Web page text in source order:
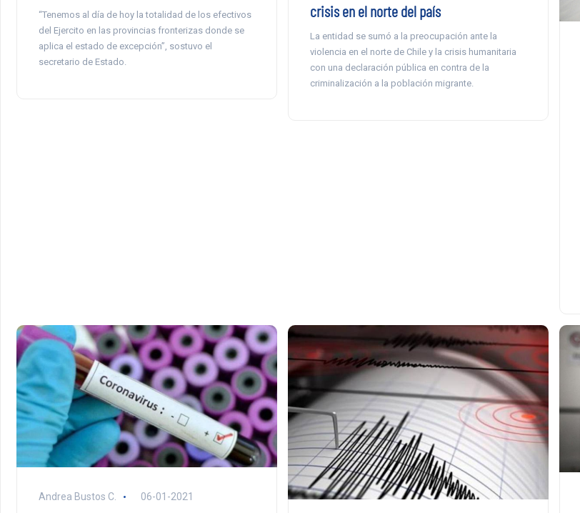
“Tenemos al día de hoy la totalidad de los efectivos
del Ejercito en las provincias fronterizas donde se
aplica el estado de excepción”, sostuvo el
secretario de Estado.
crisis en el norte del país
La entidad se sumó a la preocupación ante la
violencia en el norte de Chile y la crisis humanitaria
con una declaración pública en contra de la
criminalización a la población migrante.
Andrea Bustos C. 06-01-2021